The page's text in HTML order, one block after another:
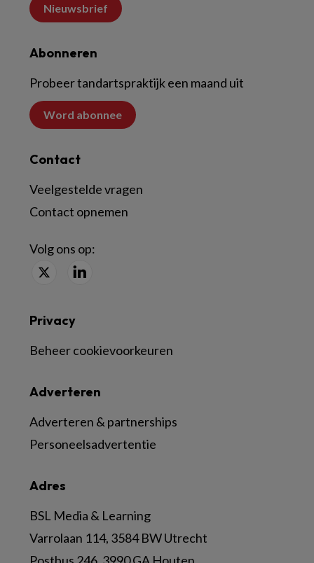
Nieuwsbrief
Abonneren
Probeer tandartspraktijk een maand uit
Word abonnee
Contact
Veelgestelde vragen
Contact opnemen
Volg ons op:
Adres
BSL Media & Learning
Varrolaan 114, 3584 BW Utrecht
Adverteren
Adverteren & partnerships
Personeelsadvertentie
Privacy
Beheer cookievoorkeuren